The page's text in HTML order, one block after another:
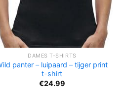
DAMES T-SHIRTS
panter – luipaard – tijger print
t-shirt
€24.99